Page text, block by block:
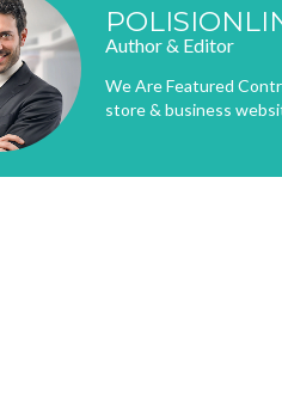
Author & Editor
We Are Featured
store & business